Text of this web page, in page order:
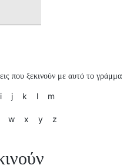
που ξεκινούν με αυτό το γράμμα
i j k l m
w x y z